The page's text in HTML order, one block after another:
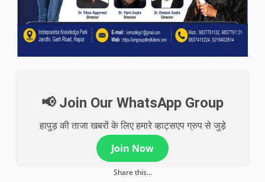
📢 Join Our WhatsApp Group
हापुड़ की ताजा खबरों के लिए हमारे व्हाट्सएप ग्रुप से जुड़े
Join Now
Share this...